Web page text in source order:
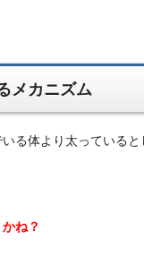
メカニズム
る体より太っていると
ね？